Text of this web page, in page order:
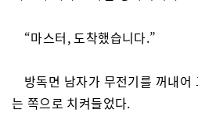
“마스터, 도착했습니다.”
방독면 남자가 무전기를 꺼내
는 쪽으로 치켜들었다.